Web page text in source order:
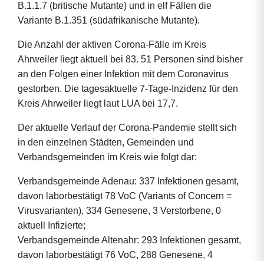
B.1.1.7 (britische Mutante) und in elf Fällen die
Variante B.1.351 (südafrikanische Mutante).
Die Anzahl der aktiven Corona-Fälle im Kreis
Ahrweiler liegt aktuell bei 83. 51 Personen sind bisher
an den Folgen einer Infektion mit dem Coronavirus
gestorben. Die tagesaktuelle 7-Tage-Inzidenz für den
Kreis Ahrweiler liegt laut LUA bei 17,7.
Der aktuelle Verlauf der Corona-Pandemie stellt sich
in den einzelnen Städten, Gemeinden und
Verbandsgemeinden im Kreis wie folgt dar:
Verbandsgemeinde Adenau: 337 Infektionen gesamt,
davon laborbestätigt 78 VoC (Variants of Concern =
Virusvarianten), 334 Genesene, 3 Verstorbene, 0
aktuell Infizierte;
Verbandsgemeinde Altenahr: 293 Infektionen gesamt,
davon laborbestätigt 76 VoC, 288 Genesene, 4